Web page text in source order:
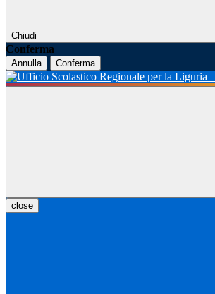
Chiudi
Conferma
Annulla Conferma
close